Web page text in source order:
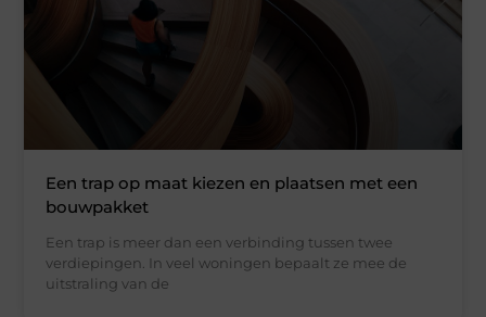
Een trap op maat kiezen en plaatsen met een
bouwpakket
Een trap is meer dan een verbinding tussen twee
verdiepingen. In veel woningen bepaalt ze mee de
uitstraling van de